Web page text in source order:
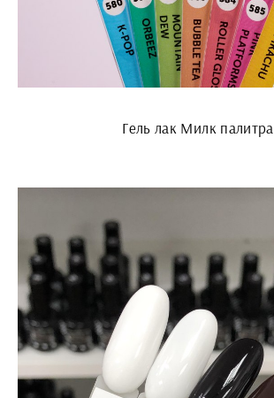
Гель лак Милк палитра